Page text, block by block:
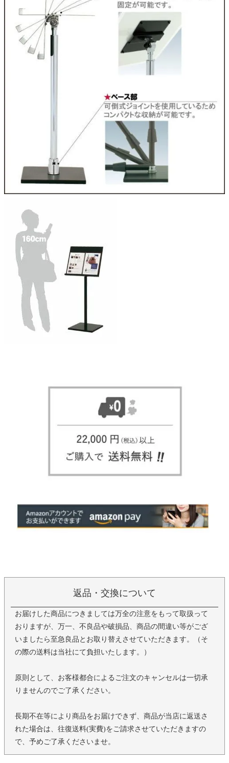
返品・交換について
お届けした商品につきましては万全の注意をもって取扱って
おりますが、万一、不良品や破損品、商品の間違い等がござ
いましたら至急良品とお取り替えさせていただきます。（そ
の際の送料は当社にて負担いたします。）
原則として、お客様都合によるご注文のキャンセルは一切承
りませんのでご了承ください。
長期不在等により商品をお届けできず、商品が当店に返送さ
れた場合は、往復送料(実費)をご請求させていただきますの
で、予めご了承くださいませ。